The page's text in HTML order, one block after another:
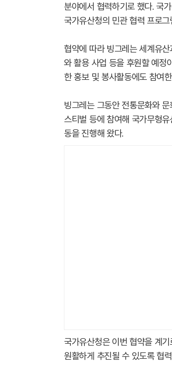
분야에서 협력하기로 했다. 국
국가유산청의 민관 협력 프로그
협약에 따라 빙그레는 세계유
와 활용 사업 등을 후원할 예정
한 홍보 및 봉사활동에도 참여
빙그레는 그동안 전통문화와
스티벌 등에 참여해 국가무형
동을 진행해 왔다.
국가유산청은 이번 협약을 계
원활하게 추진될 수 있도록 협